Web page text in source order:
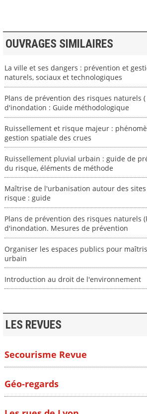
OUVRAGES SIMILAIRES
La ville et ses dangers : prévention et
naturels, sociaux et technologiques
Plans de prévention des risques naturels (
d'inondation : Guide méthodologique
Ruissellement et risque majeur :
gestion spatiale des crues
Ruissellement pluvial urbain : guide de
du risque, éléments de méthode
Maîtrise de l'urbanisation autour des
risque : guide
Plans de prévention des risques naturels
d'inondation. Mesures de prévention
Organiser les espaces publics pour
urbain
Introduction au droit de l'environnement
LES REVUES
Secourisme Revue
Géo-regards